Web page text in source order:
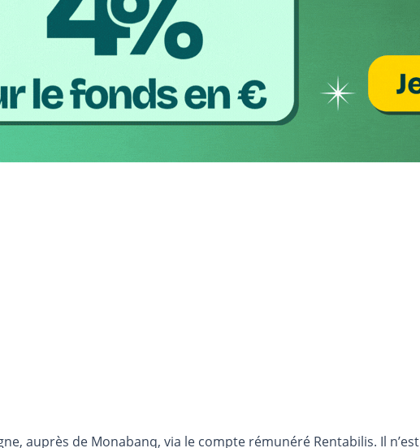
auprès de Monabanq, via le compte rémunéré Rentabilis. Il